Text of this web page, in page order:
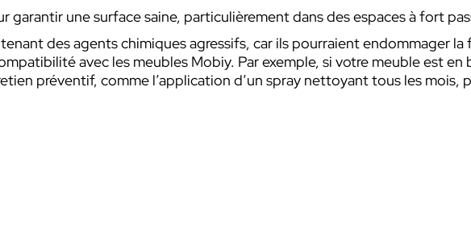
garantir une surface saine, particulièrement dans des espaces à fort
des agents chimiques agressifs, car ils pourraient endommager
avec les meubles Mobiy. Par exemple, si votre meuble est
préventif, comme l’application d’un spray nettoyant tous les mois,